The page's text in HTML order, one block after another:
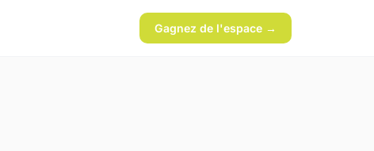
Gagnez de l'espace →